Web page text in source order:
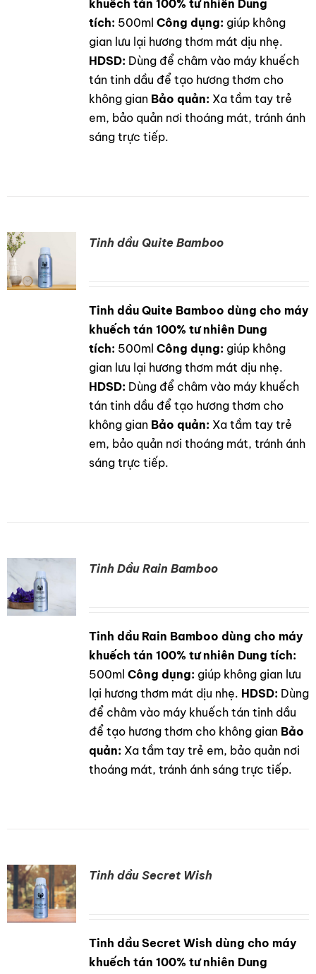
khuếch tán 100% tư nhiên Dung
tích: 500ml Công dụng: giúp không
gian lưu lại hương thơm mát dịu nhẹ.
HDSD: Dùng để châm vào máy khuếch
tán tinh dầu để tạo hương thơm cho
không gian Bảo quản: Xa tầm tay trẻ
em, bảo quản nơi thoáng mát, tránh ánh
sáng trực tiếp.
Tinh dầu Quite Bamboo
Tinh dầu Quite Bamboo dùng cho máy
khuếch tán 100% tư nhiên Dung
tích: 500ml Công dụng: giúp không
gian lưu lại hương thơm mát dịu nhẹ.
HDSD: Dùng để châm vào máy khuếch
tán tinh dầu để tạo hương thơm cho
không gian Bảo quản: Xa tầm tay trẻ
em, bảo quản nơi thoáng mát, tránh ánh
sáng trực tiếp.
Tinh Dầu Rain Bamboo
Tinh dầu Rain Bamboo dùng cho máy
khuếch tán 100% tư nhiên Dung tích:
500ml Công dụng: giúp không gian lưu
lại hương thơm mát dịu nhẹ. HDSD: Dùng
để châm vào máy khuếch tán tinh dầu
để tạo hương thơm cho không gian Bảo
quản: Xa tầm tay trẻ em, bảo quản nơi
thoáng mát, tránh ánh sáng trực tiếp.
Tinh dầu Secret Wish
Tinh dầu Secret Wish dùng cho máy
khuếch tán 100% tư nhiên Dung